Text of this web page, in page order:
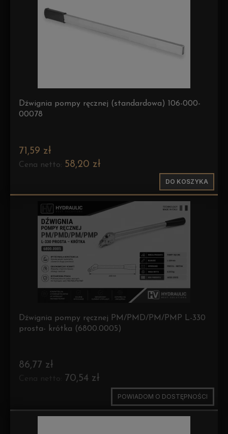
Dźwignia pompy ręcznej (standardowa) 106-000-
00078
71,59 zł
Cena netto: 58,20 zł
DO KOSZYKA
Dźwignia pompy ręcznej PM/PMD/PM/PMP L-330
prosta- krótka (6800.0005)
86,77 zł
70,54 zł
POWIADOM O DOSTĘPNOŚCI